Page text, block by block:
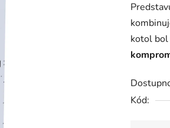
produktu
je
0,0
z
kotol bol
Kód: